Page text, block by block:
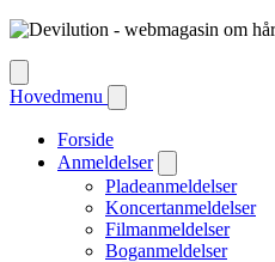
Hovedmenu
Forside
Anmeldelser
Pladeanmeldelser
Koncertanmeldelser
Filmanmeldelser
Boganmeldelser